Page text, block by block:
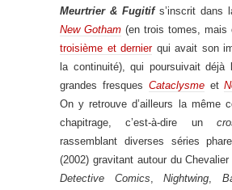
Meurtrier & Fugitif s’inscrit dans
New Gotham (en trois tomes, mais
troisième et dernierqui avait son
la continuité), qui poursuivait déjà
grandes fresques Cataclysmeet
On y retrouve d’ailleurs la même
chapitrage, c’est-à-dire un
rassemblant diverses séries
(2002) gravitant autour du Chevalier
Detective Comics, Nightwing,